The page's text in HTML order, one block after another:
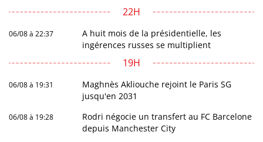
22H
06/08 à 22:37
A huit mois de la présidentielle, les
ingérences russes se multiplient
19H
06/08 à 19:31
Maghnès Akliouche rejoint le Paris SG
jusqu'en 2031
06/08 à 19:28
Rodri négocie un transfert au FC Barcelone
depuis Manchester City